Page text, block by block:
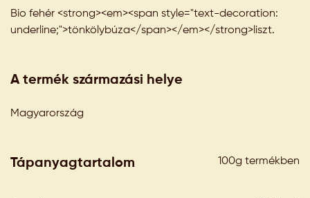
Bio fehér <strong><em><span style="text-decoration:
underline;">tönkölybúza</span></em></strong>liszt.
A termék származási helye
Magyarország
Tápanyagtartalom 100g termékben